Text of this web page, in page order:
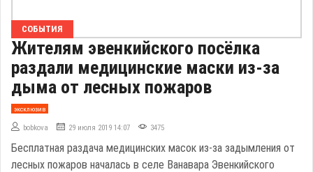
СОБЫТИЯ
Жителям эвенкийского посёлка
раздали медицинские маски из-за
дыма от лесных пожаров
эксклюзив
bobkova 29 июля 2019 14:07 3475
Бесплатная раздача медицинских масок из-за задымления от
лесных пожаров началась в селе Ванавара Эвенкийского